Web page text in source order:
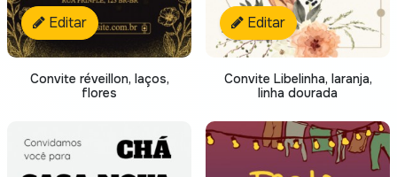
Editar
Convite réveillon, laços,
flores
Editar
Convite Libelinha, laranja,
linha dourada